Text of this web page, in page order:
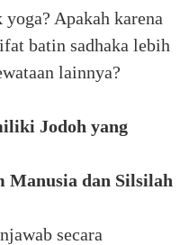
Apakah karena
batin sadhaka lebih
lainnya?
Jodoh yang
Manusia dan Silsilah
secara